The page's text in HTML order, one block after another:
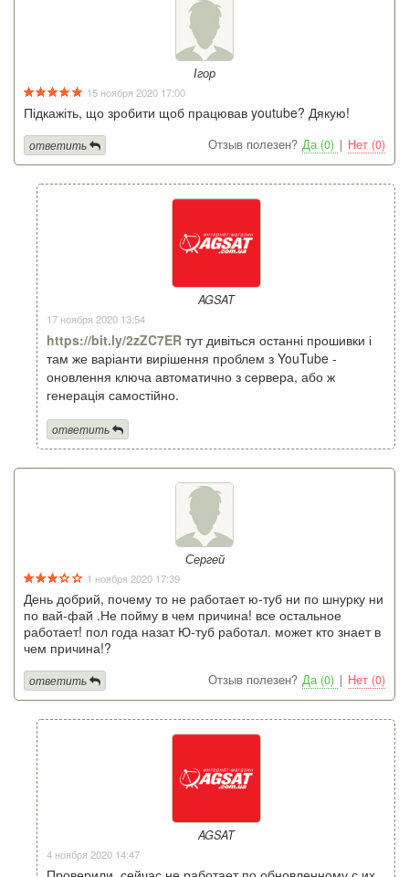
Ігор
15 ноября 2020 17:00
Підкажіть, що зробити щоб працював youtube? Дякую!
Отзыв полезен? Да (0) | Нет (0)
ответить
AGSAT
17 ноября 2020 13:54
https://bit.ly/2zZC7ER тут дивіться останні прошивки і
там же варіанти вирішення проблем з YouTube -
оновлення ключа автоматично з сервера, або ж
генерація самостійно.
ответить
Сергей
1 ноября 2020 17:39
День добрий, почему то не работает ю-туб ни по шнурку ни
по вай-фай .Не пойму в чем причина! все остальное
работает! пол года назат Ю-туб работал. может кто знает в
чем причина!?
Отзыв полезен? Да (0) | Нет (0)
ответить
AGSAT
4 ноября 2020 14:47